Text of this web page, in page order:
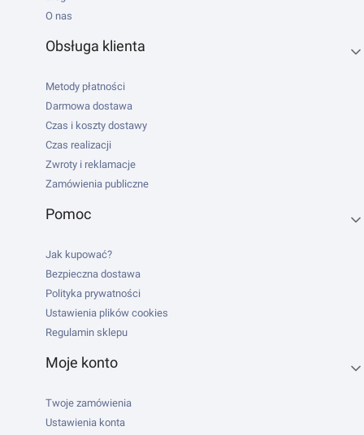
O nas
Obsługa klienta
Metody płatności
Darmowa dostawa
Czas i koszty dostawy
Czas realizacji
Zwroty i reklamacje
Zamówienia publiczne
Pomoc
Jak kupować?
Bezpieczna dostawa
Polityka prywatności
Ustawienia plików cookies
Regulamin sklepu
Moje konto
Twoje zamówienia
Ustawienia konta